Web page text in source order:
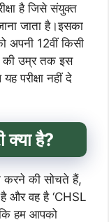
है जिसे संयुक्त
जाता है।इसका
अपनी 12वीं किसी
की उम्र तक इस
परीक्षा नहीं दे
क्या है?
करने की सोचते हैं,
और वह है ‘CHSL
हम आपको